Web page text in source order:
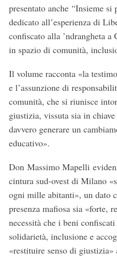
presentato anche “Insieme
dedicato all’esperienza di
confiscato alla ’ndrangheta
in spazio di comunità,
Il volume racconta «la
e l’assunzione di
comunità, che si riunisce
giustizia, vissuta sia in
davvero generare un
educativo».
Don Massimo Mapelli
cintura sud-ovest di Milano
ogni mille abitanti», un dato
presenza mafiosa sia «forte,
necessità che i beni
solidarietà, inclusione e
«restituire senso di